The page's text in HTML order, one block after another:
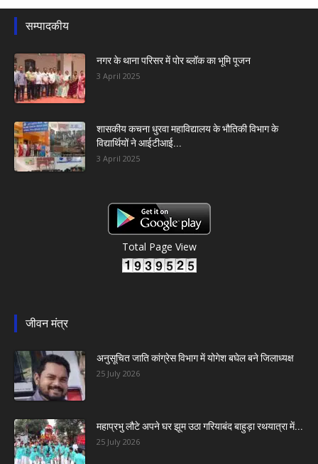
सम्पादकीय
नगर के थाना परिसर में पोर ब्लॉक का भूमि पूजन
3 April 2025
शासकीय कचना धुरवा महाविद्यालय के भौतिकी विभाग के
विद्यार्थियों ने आईटीआई...
3 April 2025
Total Page View
जीवन मंत्र
अनुसूचित जाति कांग्रेस विभाग में योगेश बघेल बने जिलाध्यक्ष
25 July 2026
महाप्रभु लौटे अपने घर झूम उठा गरियाबंद बाहुड़ा रथयात्रा में...
25 July 2026